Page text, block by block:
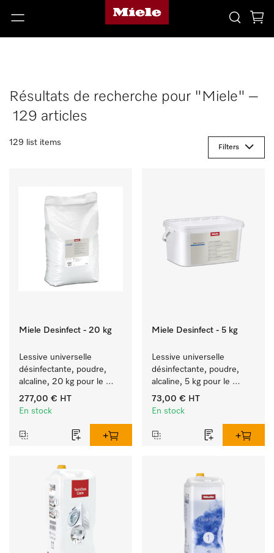
Résultats de recherche pour "Miele" –
129 articles
129 list items
Filters
Miele Desinfect - 20 kg
Lessive universelle
désinfectante, poudre,
alcaline, 20 kg pour le
lavage de textiles blancs
et couleurs.
277,00 € HT
En stock
Miele Desinfect - 5 kg
Lessive universelle
désinfectante, poudre,
alcaline, 5 kg pour le
lavage de textiles blancs
et couleurs.
73,00 € HT
En stock